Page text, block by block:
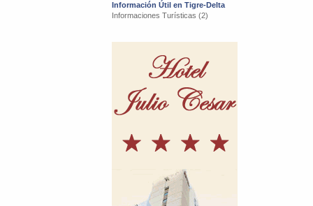
Información Útil en Tigre-Delta
Informaciones Turísticas (2)